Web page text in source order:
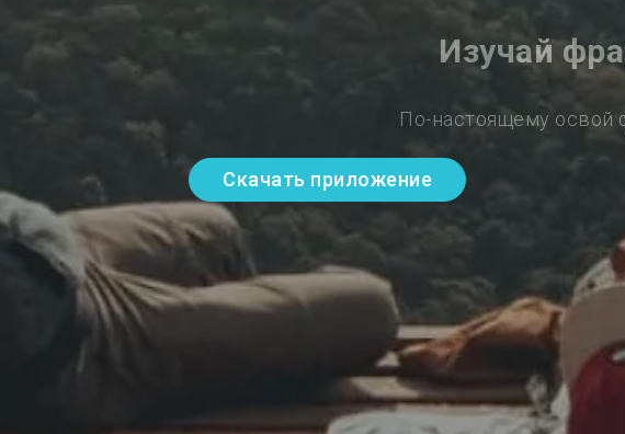
Изучай
По-настоящему освой
Скачать приложение